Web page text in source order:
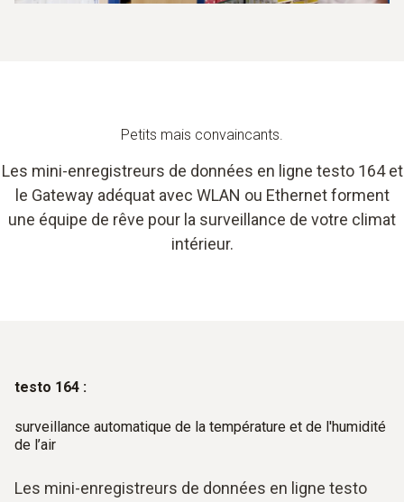
Petits mais convaincants.
Les mini-enregistreurs de données en ligne testo 164 et
le Gateway adéquat avec WLAN ou Ethernet forment
une équipe de rêve pour la surveillance de votre climat
intérieur.
testo 164 :
surveillance automatique de la température et de l'humidité
de l’air
Les mini-enregistreurs de données en ligne testo